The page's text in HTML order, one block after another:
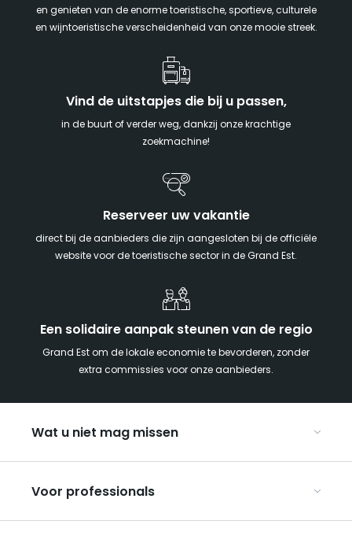
en genieten van de enorme toeristische, sportieve, culturele
en wijntoeristische verscheidenheid van onze mooie streek.
Vind de uitstapjes die bij u passen,
in de buurt of verder weg, dankzij onze krachtige
zoekmachine!
Reserveer uw vakantie
direct bij de aanbieders die zijn aangesloten bij de officiële
website voor de toeristische sector in de Grand Est.
Een solidaire aanpak steunen van de regio
Grand Est om de lokale economie te bevorderen, zonder
extra commissies voor onze aanbieders.
Wat u niet mag missen
Met z’n tweeën
Kerst in Oost-Frankrijk
Voor professionals